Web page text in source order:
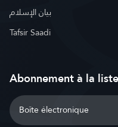
بيان الإسلام
Tafsir Saadi
Abonnement à la